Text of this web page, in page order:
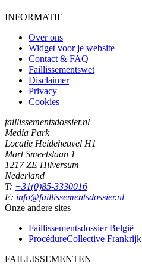
INFORMATIE
Over ons
Widget voor je website
Contact & FAQ
Faillissementswet
Disclaimer
Privacy
Cookies
faillissementsdossier.nl
Media Park
Locatie Heideheuvel H1
Mart Smeetslaan 1
1217 ZE Hilversum
Nederland
T: +31(0)85-3330016
E: info@faillissementsdossier.nl
Onze andere sites
Faillissementsdossier België
ProcédureCollective Frankrijk
FAILLISSEMENTEN